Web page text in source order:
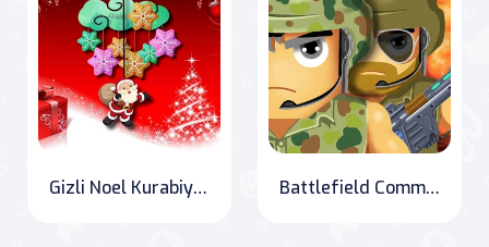
Gizli Noel Kurabiyeleri Battlefield Command: Conquer and Conquer Again